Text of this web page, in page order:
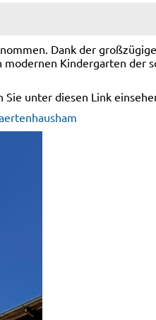
Dank der
Kindergarten der
unter diesen Link